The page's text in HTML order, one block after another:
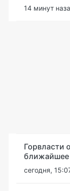
14 минут
Горвласти
ближайшее
сегодня,